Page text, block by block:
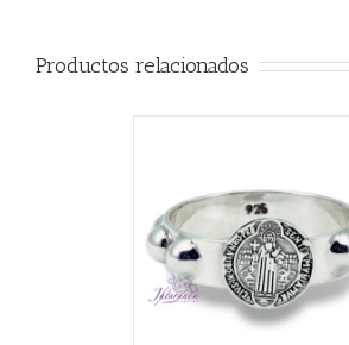
Productos relacionados